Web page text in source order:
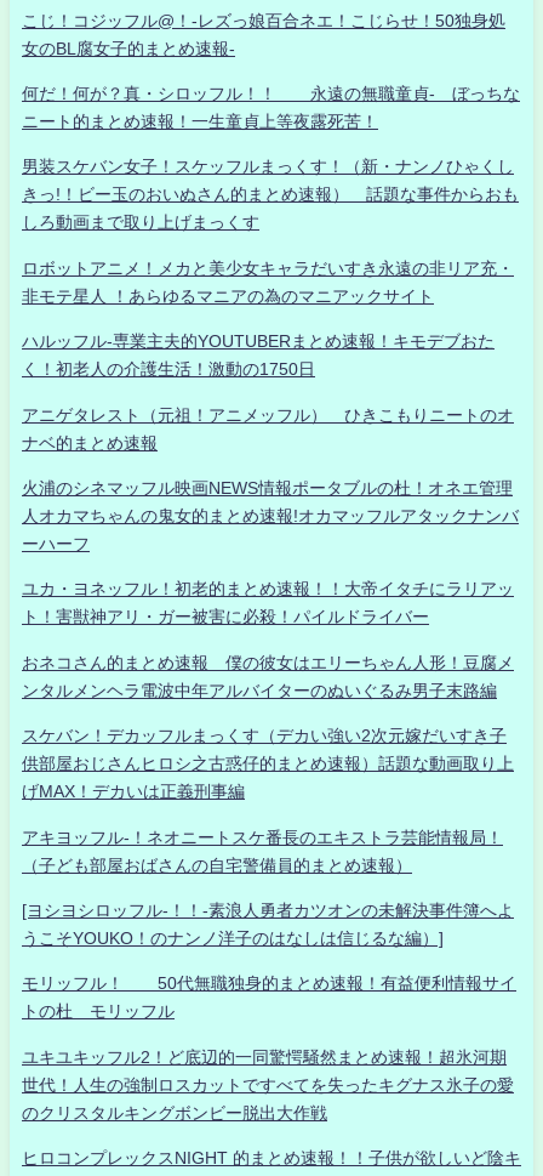
こじ！コジッフル@！-レズっ娘百合ネエ！こじらせ！50独身処
女のBL腐女子的まとめ速報-
何だ！何が？真・シロッフル！！ 永遠の無職童貞- ぼっちな
ニート的まとめ速報！一生童貞上等夜露死苦！
男装スケバン女子！スケッフルまっくす！（新・ナンノひゃくし
きっ!！ビー玉のおいぬさん的まとめ速報） 話題な事件からおも
しろ動画まで取り上げまっくす
ロボットアニメ！メカと美少女キャラだいすき永遠の非リア充・
非モテ星人 ！あらゆるマニアの為のマニアックサイト
ハルッフル-専業主夫的YOUTUBERまとめ速報！キモデブおた
く！初老人の介護生活！激動の1750日
アニゲタレスト（元祖！アニメッフル） ひきこもりニートのオ
ナベ的まとめ速報
火浦のシネマッフル映画NEWS情報ポータブルの杜！オネエ管理
人オカマちゃんの鬼女的まとめ速報!オカマッフルアタックナンバ
ーハーフ
ユカ・ヨネッフル！初老的まとめ速報！！大帝イタチにラリアッ
ト！害獣神アリ・ガー被害に必殺！パイルドライバー
おネコさん的まとめ速報 僕の彼女はエリーちゃん人形！豆腐メ
ンタルメンヘラ電波中年アルバイターのぬいぐるみ男子末路編
スケバン！デカッフルまっくす（デカい強い2次元嫁だいすき子
供部屋おじさんヒロシ之古惑仔的まとめ速報）話題な動画取り上
げMAX！デカいは正義刑事編
アキヨッフル-！ネオニートスケ番長のエキストラ芸能情報局！
（子ども部屋おばさんの自宅警備員的まとめ速報）
[ヨシヨシロッフル-！！-素浪人勇者カツオンの未解決事件簿へよ
うこそYOUKO！のナンノ洋子のはなしは信じるな編）]
モリッフル！ 50代無職独身的まとめ速報！有益便利情報サイ
トの杜 モリッフル
ユキユキッフル2！ど底辺的一同驚愕騒然まとめ速報！超氷河期
世代！人生の強制ロスカットですべてを失ったキグナス氷子の愛
のクリスタルキングボンビー脱出大作戦
ヒロコンプレックスNIGHT 的まとめ速報！！子供が欲しいど陰キ